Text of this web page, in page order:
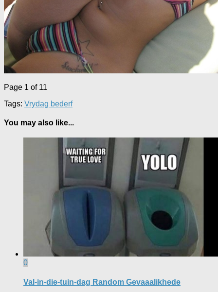
Page 1 of 11
Tags: Vrydag bederf
You may also like...
0
Val-in-die-tuin-dag Random Gevaaalikhede